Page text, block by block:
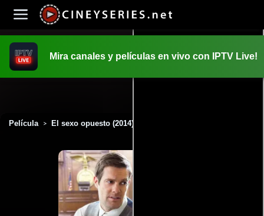
Mira canales y películas en vivo con IPTV Live!
Película > El sexo opuesto (2014)